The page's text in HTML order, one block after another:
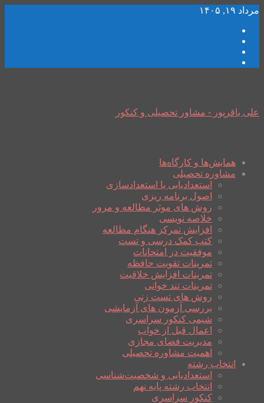
مرداد ۱۹, ۱۴۰۵
علی باقرپور - مشاور تحصیلی و کنکور
همایش‌ها و کارگاه‌ها
مشاوره تحصیلی
استعدادیابی یا استعدادسازی
اصول برنامه ریزی
روش های موثر مطالعه و مرور
خلاصه نویسی
افزایش تمرکز هنگام مطالعه
کتب کمک درسی و تست
موفقیت در امتحانات
تمرینات تقویت حافظه
تمرینات افزایش خلاقیت
تمرینات تند خوانی
روش های تست زنی
بررسی آزمون های آزمایشی
شیمی کنکور سراسری
اعمال قبل از خواب
مدیریت فضای مجازی
اهمیت مشاوره تحصیلی
انتخاب رشته
استعدادیابی و شخصیت‌شناسی
انتخاب رشته پایه نهم
کنکور سراسری